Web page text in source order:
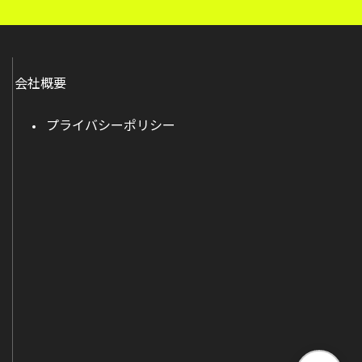
会社概要
プライバシーポリシー